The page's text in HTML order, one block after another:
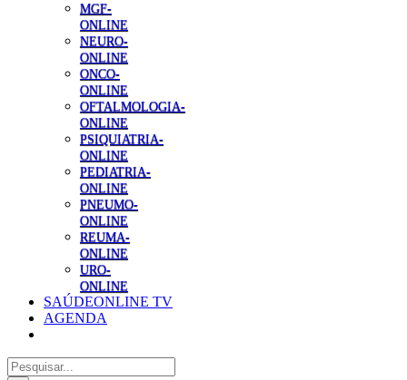
MGF-
ONLINE
NEURO-
ONLINE
ONCO-
ONLINE
OFTALMOLOGIA-
ONLINE
PSIQUIATRIA-
ONLINE
PEDIATRIA-
ONLINE
PNEUMO-
ONLINE
REUMA-
ONLINE
URO-
ONLINE
SAÚDEONLINE TV
AGENDA
Pesquisar